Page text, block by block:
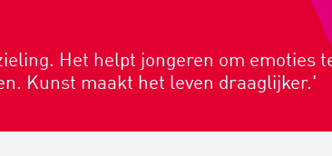
Het helpt jongeren om emoties
Kunst maakt het leven draaglijker.'